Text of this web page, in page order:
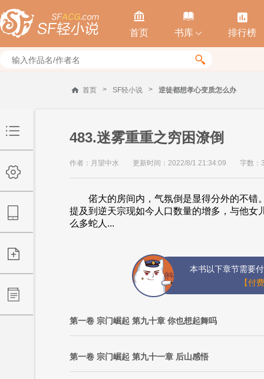

首页

书库 

排行榜

首页 > SF轻小说 > 逆徒都想孝心变质怎么办
483.迷雾重重之穷困潦倒
作者：月望中水 更新时间：2022/8/1 21:34:09 字数：
偌大的房间内，气氛倒是显得分外的不
提及到逆天宗现如今人口数量的增多，与他
么多蛇人...
本书以下章节需要
【付
第一卷 宗门崛起 第九十章 你也想起舞吗
第一卷 宗门崛起 第九十一章 后山感悟